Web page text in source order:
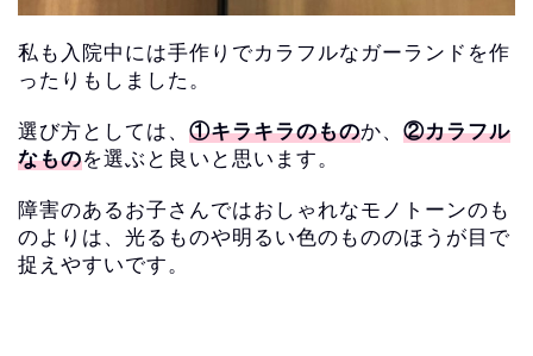
私も入院中には手作りでカラフルなガーランドを作
ったりもしました。
選び方としては、 ①キラキラのものか、 ②カラフル
なものを選ぶと良いと思います。
障害のあるお子さんではおしゃれなモノトーンのも
のよりは、光るものや明るい色のもののほうが目で
捉えやすいです。